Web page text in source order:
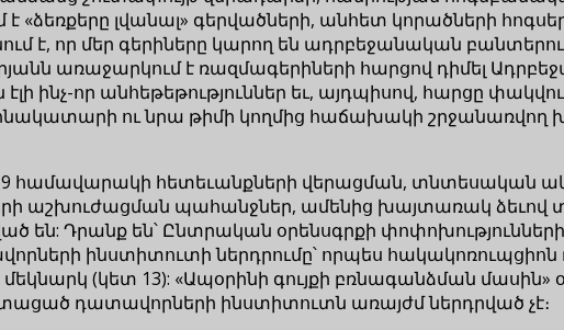
«ձեռքերը լվանալ» գերվածների, անհետ կորածների
է, որ մեր գերիները կարող են ադրբեջանական
առաջարկում է ռազմագերիների հարցով դիմել
ինչ-որ անհեթեթություններ եւ, այդպիսով, հարցը
ու նրա թիմի կողմից հաճախակի շրջանառվող
19 համավարակի հետեւանքների վերացման, տնտեսական
աշխուժացման պահանջներ, ամենից խայտառակ ձեւով
Դրանք են՝ Ընտրական օրենսգրքի փոփոխությունների
ինստիտուտի ներդրումը՝ որպես
(կետ 13): «Ապօրինի գույքի բռնագանձման մասին»
դատավորների ինստիտուտն առայժմ ներդրված չէ։